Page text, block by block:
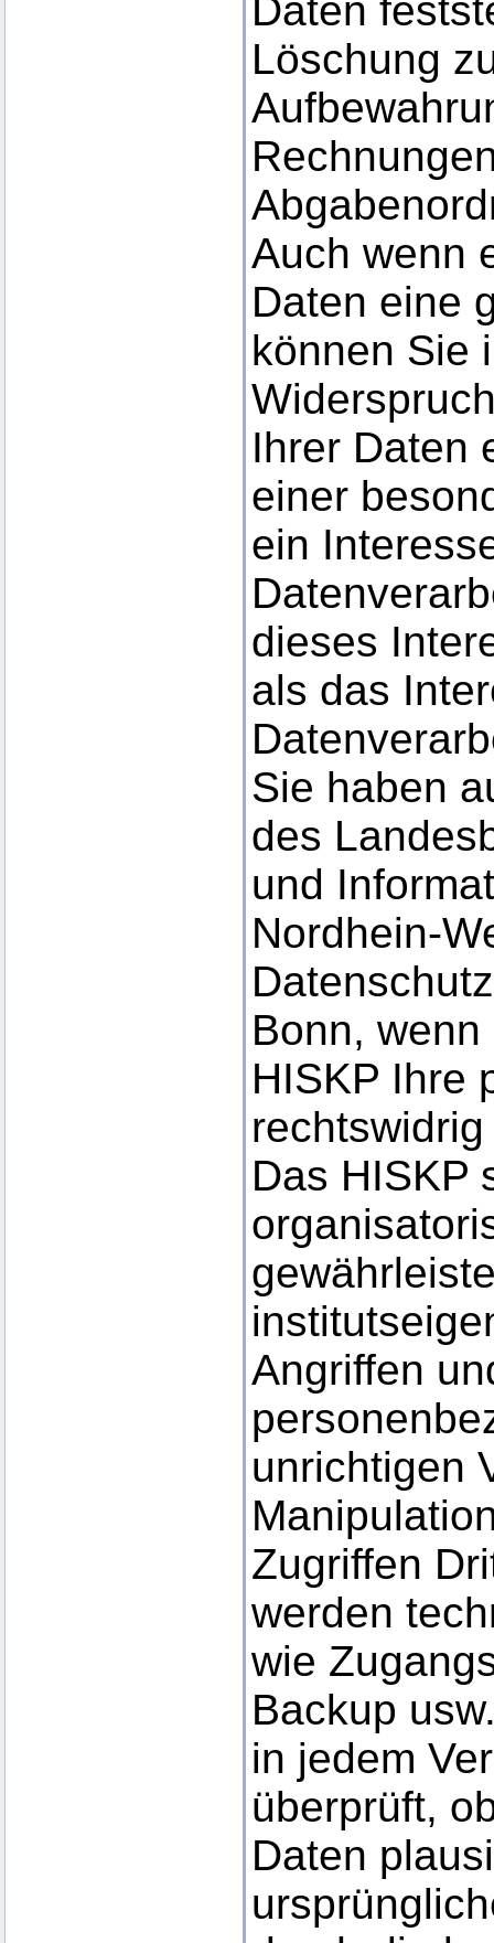
Daten
Löschung
Auch wenn
Daten eine
können Sie
Ihrer Daten
einer
ein
dieses
als das
Sie haben
des
und
Nordhein-
Bonn,
HISKP Ihre
Das HISKP
Angriffen
unrichtigen
Zugriffen
werden
wie
Backup
in jedem
überprüft,
Daten